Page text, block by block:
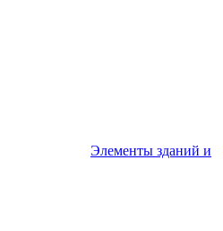
Элементы зданий и